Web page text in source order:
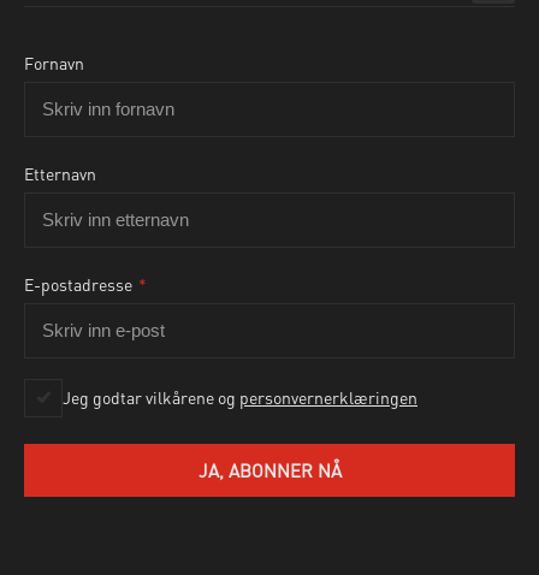
SEND HENVENDELSE
Fornavn
Etternavn
E-postadresse *
Jeg godtar vilkårene og personvernerklæringen
JA, ABONNER NÅ